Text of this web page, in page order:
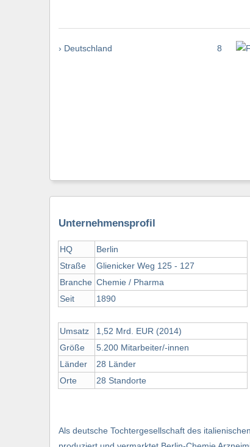
› Deutschland 8
Unternehmensprofil
HQ
Straße
Branche
Seit
Umsatz
Größe
Länder
Orte
Berlin
Glienicker Weg 125 - 127
Chemie / Pharma
1890
1,52 Mrd. EUR (2014)
5.200 Mitarbeiter/-innen
28 Länder
28 Standorte
Als deutsche Tochtergesellschaft des